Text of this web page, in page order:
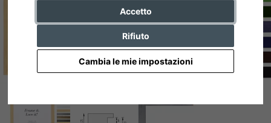
Accetto
Rifiuto
Cambia le mie impostazioni